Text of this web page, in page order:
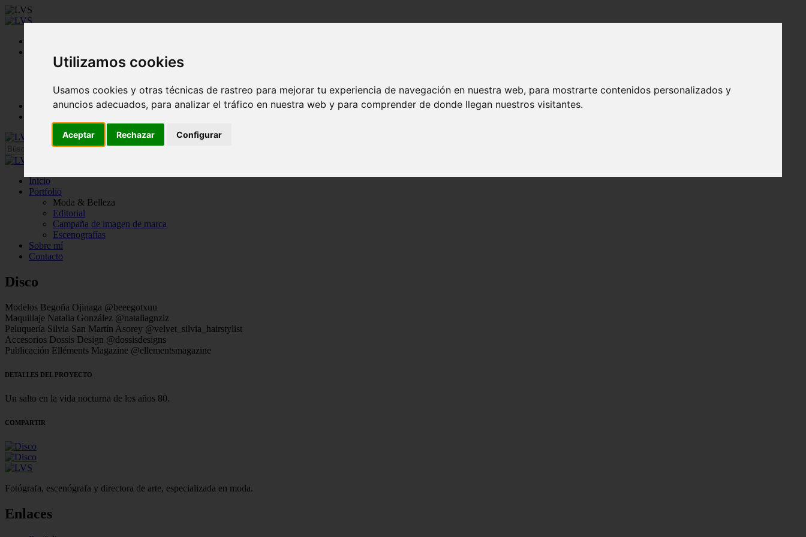
Utilizamos cookies
Usamos cookies y otras técnicas de rastreo para mejorar tu experiencia de navegación en nuestra web, para mostrarte contenidos personalizados y
anuncios adecuados, para analizar el tráfico en nuestra web y para comprender de donde llegan nuestros visitantes.
Aceptar Rechazar Configurar
Moda & Belleza
Campaña de imagen de marca
Escenografías
Sobre mí
Inicio
Portfolio
Moda & Belleza
Editorial
Campaña de imagen de marca
Escenografías
Sobre mí
Contacto
Disco
Modelos Begoña Ojinaga @beeegotxuu
Maquillaje Natalia González @nataliagnzlz
Peluquería Silvia San Martín Asorey @velvet_silvia_hairstylist
Accesorios Dossis Design @dossisdesigns
Publicación Elléments Magazine @ellementsmagazine
DETALLES DEL PROYECTO
Un salto en la vida nocturna de los años 80.
COMPARTIR
Fotógrafa, escenógrafa y directora de arte, especializada en moda.
Enlaces